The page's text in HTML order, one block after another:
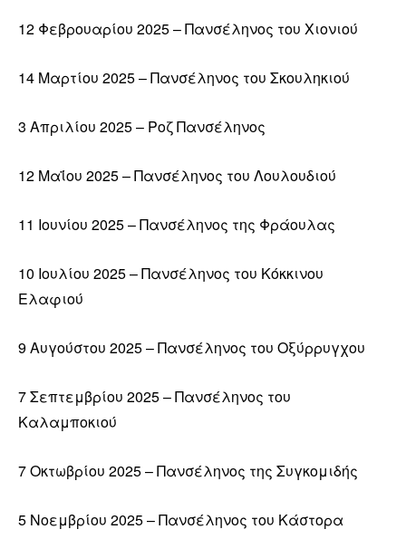
12 Φεβρουαρίου 2025 – Πανσέληνος του Χιονιού
14 Μαρτίου 2025 – Πανσέληνος του Σκουληκιού
3 Απριλίου 2025 – Ροζ Πανσέληνος
12 Μαΐου 2025 – Πανσέληνος του Λουλουδιού
11 Ιουνίου 2025 – Πανσέληνος της Φράουλας
10 Ιουλίου 2025 – Πανσέληνος του Κόκκινου
Ελαφιού
9 Αυγούστου 2025 – Πανσέληνος του Οξύρρυγχου
7 Σεπτεμβρίου 2025 – Πανσέληνος του
Καλαμποκιού
7 Οκτωβρίου 2025 – Πανσέληνος της Συγκομιδής
5 Νοεμβρίου 2025 – Πανσέληνος του Κάστορα